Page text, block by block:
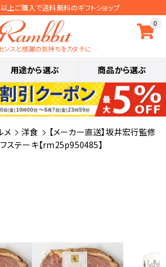
上ご購入で送料無料のギフトショップ
0
ンスと感謝の気持ちをカタチに…
用途から選ぶ 商品から選ぶ
メ 洋食
【メーカー直送】坂井宏行監修
ステーキ【rm25p950485】